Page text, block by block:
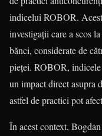
indicelui ROBOR.
investigații care a scos
bănci, considerate de
pieței. ROBOR,
un impact direct asupra
astfel de practici pot
În acest context,